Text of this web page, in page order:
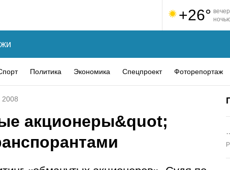
+26°
Политика Экономика Спецпроект Фоторепортаж
2008
акционеры&quot;